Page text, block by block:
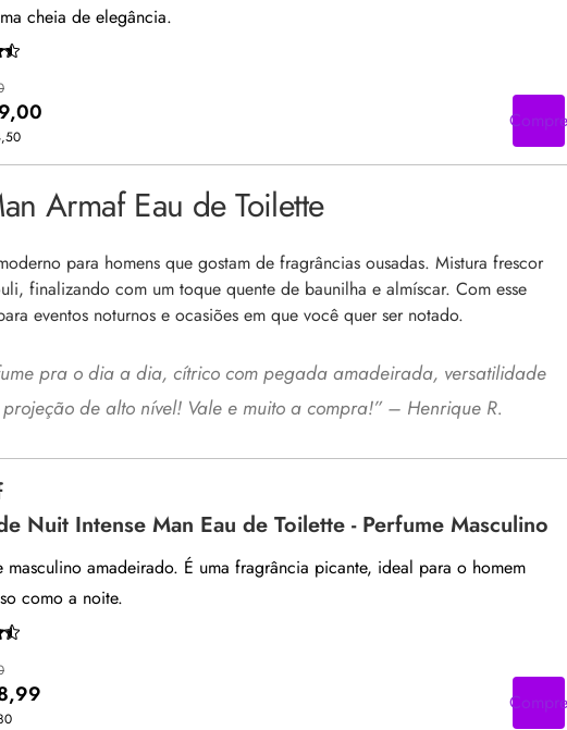
cheia de elegância.
Compre
Armaf Eau de Toilette
para homens que gostam de fragrâncias ousadas. Mistura frescor
finalizando com um toque quente de baunilha e almíscar. Com esse
eventos noturnos e ocasiões em que você quer ser notado.
pra o dia a dia, cítrico com pegada amadeirada, versatilidade
de alto nível! Vale e muito a compra!” – Henrique R.
Nuit Intense Man Eau de Toilette - Perfume Masculino
masculino amadeirado. É uma fragrância picante, ideal para o homem
como a noite.
Compre